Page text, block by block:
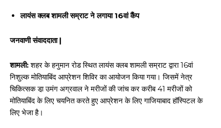
लायंस क्लब शामली सम्राट ने लगाया 16वां कैंप
जनवाणी संवाददाता |
शामली:शहर के हनुमान रोड स्थित लायंस क्लब शामली सम्राट द्वारा 16वां
निशुल्क मोतियाबिंद आप्रेशन शिविर का आयोजन किया गया। जिसमें नेत्र
चिकित्सक डा़ उमंग अग्रवाल ने मरीजों की जांच कर करीब 41 मरीजों को
मोतियाबिंद के लिए चयनित करते हुए आप्रेशन के लिए गाजियाबाद हॉस्पिटल के
लिए भेजा है।